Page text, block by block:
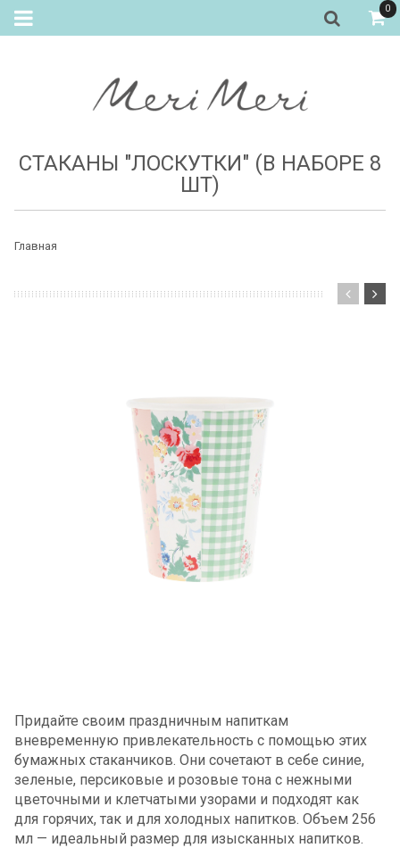
0
СТАКАНЫ "ЛОСКУТКИ" (В НАБОРЕ 8
ШТ)
Главная
Придайте своим праздничным напиткам
вневременную привлекательность с помощью этих
бумажных стаканчиков. Они сочетают в себе синие,
зеленые, персиковые и розовые тона с нежными
цветочными и клетчатыми узорами и подходят как
для горячих, так и для холодных напитков. Объем 256
мл — идеальный размер для изысканных напитков.